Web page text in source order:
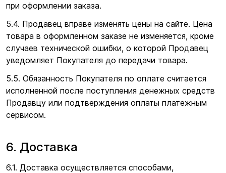
при оформлении заказа.
5.4. Продавец вправе изменять цены на сайте. Цена
товара в оформленном заказе не изменяется, кроме
случаев технической ошибки, о которой Продавец
уведомляет Покупателя до передачи товара.
5.5. Обязанность Покупателя по оплате считается
исполненной после поступления денежных средств
Продавцу или подтверждения оплаты платежным
сервисом.
6. Доставка
6.1. Доставка осуществляется способами,